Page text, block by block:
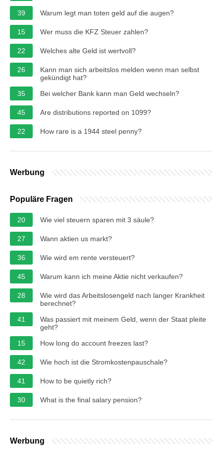
39 Warum legt man toten geld auf die augen?
15 Wer muss die KFZ Steuer zahlen?
22 Welches alte Geld ist wertvoll?
26
Kann man sich arbeitslos melden wenn man selbst
gekündigt hat?
35
Bei welcher Bank kann man Geld wechseln?
45 Are distributions reported on 1099?
22 How rare is a 1944 steel penny?
Werbung
Populäre Fragen
20 Wie viel steuern sparen mit 3 säule?
27 Wann aktien us markt?
36 Wie wird em rente versteuert?
45 Warum kann ich meine Aktie nicht verkaufen?
28
Wie wird das Arbeitslosengeld nach langer Krankheit
berechnet?
41
Was passiert mit meinem Geld, wenn der Staat pleite
geht?
15
How long do account freezes last?
42 Wie hoch ist die Stromkostenpauschale?
41 How to be quietly rich?
30 What is the final salary pension?
Werbung